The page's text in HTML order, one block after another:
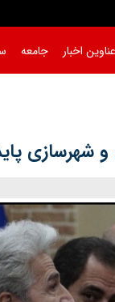
عناوین اخبار جامعه
شهرسازی